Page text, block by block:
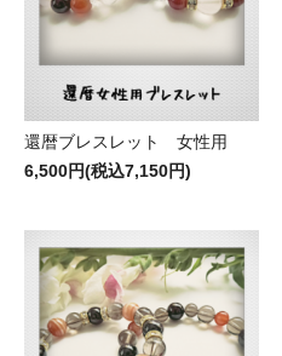
還暦ブレスレット 女性用
6,500円(税込7,150円)